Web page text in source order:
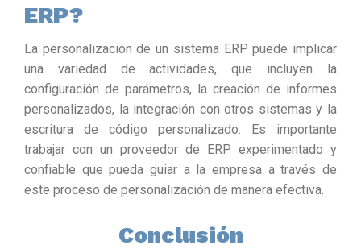
ERP?
La personalización de un sistema ERP puede implicar
una variedad de actividades, que incluyen la
configuración de parámetros, la creación de informes
personalizados, la integración con otros sistemas y la
escritura de código personalizado. Es importante
trabajar con un proveedor de ERP experimentado y
confiable que pueda guiar a la empresa a través de
este proceso de personalización de manera efectiva.
Conclusión